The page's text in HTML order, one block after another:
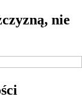
nie